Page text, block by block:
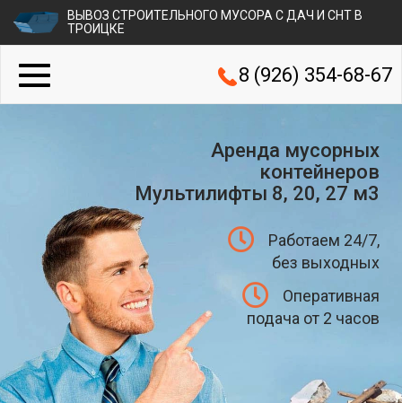
ВЫВОЗ СТРОИТЕЛЬНОГО МУСОРА С ДАЧ И СНТ В
ТРОИЦКЕ
8 (926) 354-68-67
Аренда мусорных
контейнеров
Мультилифты 8, 20, 27 м3
Работаем 24/7,
без выходных
Оперативная
подача от 2 часов